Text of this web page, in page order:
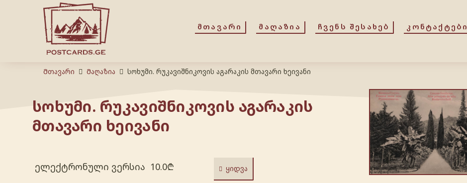
ᲛᲗᲐᲕᲐᲠᲘ ᲛᲐᲦᲐᲖᲘᲐ ᲩᲕᲔᲜᲡ ᲨᲔᲡᲐᲮᲔᲑ ᲙᲝᲜᲢᲐᲥᲢᲔᲑᲘ
Მთავარი Მაღაზია სოხუმი. რუკავიშნიკოვის აგარაკის მთავარი ხეივანი
სოხუმი. რუკავიშნიკოვის აგარაკის
მთავარი ხეივანი
ელექტრონული ვერსია 10.0₾ ᲧᲘᲓᲕᲐ